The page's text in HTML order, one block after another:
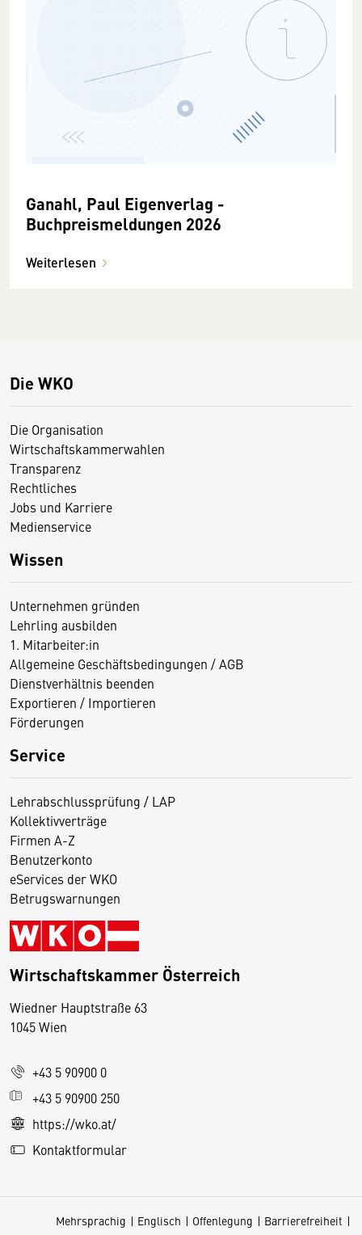
Ganahl, Paul Eigenverlag -
Buchpreismeldungen 2026
Weiterlesen
Die WKO
Die Organisation
Wirtschaftskammerwahlen
Transparenz
Rechtliches
Jobs und Karriere
Medienservice
Wissen
Unternehmen gründen
Lehrling ausbilden
1. Mitarbeiter:in
Allgemeine Geschäftsbedingungen / AGB
Dienstverhältnis beenden
Exportieren / Importieren
Förderungen
Service
Lehrabschlussprüfung / LAP
Kollektivverträge
Firmen A-Z
Benutzerkonto
eServices der WKO
Betrugswarnungen
Wirtschaftskammer Österreich
Wiedner Hauptstraße 63
1045 Wien
+43 5 90900 0
+43 5 90900 250
https://wko.at/
Kontaktformular
Mehrsprachig Englisch Offenlegung
Barrierefreiheit
D
s
e
S
e